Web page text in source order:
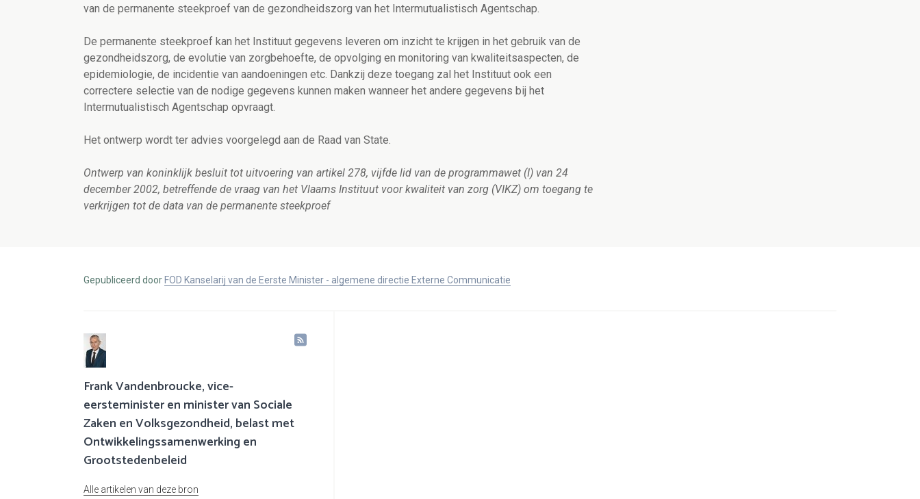
van de permanente steekproef van de gezondheidszorg van het Intermutualistisch Agentschap.
De permanente steekproef kan het Instituut gegevens leveren om inzicht te krijgen in het gebruik van de
gezondheidszorg, de evolutie van zorgbehoefte, de opvolging en monitoring van kwaliteitsaspecten, de
epidemiologie, de incidentie van aandoeningen etc. Dankzij deze toegang zal het Instituut ook een
correctere selectie van de nodige gegevens kunnen maken wanneer het andere gegevens bij het
Intermutualistisch Agentschap opvraagt.
Het ontwerp wordt ter advies voorgelegd aan de Raad van State.
Ontwerp van koninklijk besluit tot uitvoering van artikel 278, vijfde lid van de programmawet (I) van 24
december 2002, betreffende de vraag van het Vlaams Instituut voor kwaliteit van zorg (VIKZ) om toegang te
verkrijgen tot de data van de permanente steekproef
Gepubliceerd door FOD Kanselarij van de Eerste Minister - algemene directie Externe Communicatie
Frank Vandenbroucke, vice-
eersteminister en minister van Sociale
Zaken en Volksgezondheid, belast met
Ontwikkelingssamenwerking en
Grootstedenbeleid
Alle artikelen van deze bron